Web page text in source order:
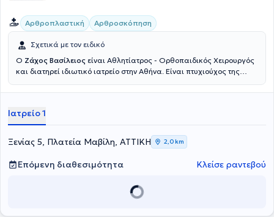
Αρθροπλαστική Αρθροσκόπηση
Σχετικά με τον ειδικό
Ο Ζάχος Βασίλειος είναι Αθλητίατρος - Ορθοπαιδικός Χειρουργός
και διατηρεί ιδιωτικό ιατρείο στην Αθήνα. Είναι πτυχιούχος της
Αθηνών και κάτοχος Διδακτορικού από την Ιατρική Σχολή του
πλούσια επαγγελματική καριέρα του έχει εργαστεί ως
ορθοπαιδικός χειρουργός σε Κλινικές της Αθήνας , ως Επικεφαλής
Αθλητίατρος στο Ποδοσφαιρικό Τμήμα της ΠΑΕ Πανιωνίου. Αξίζει να
αναφερθεί πως σήμερα, εκτός από την δραστηριοποίησή του ως
ιδιώτης ιατρός, διατελεί Διευθυντής Ορθοπαιδικός Χειρουργός,
Ανακατασκευής Αρθρώσεων Ελάχιστης Επεμβατικότητας και
του αντιμετωπίζει πληθώρα περιστατικών με γνώμονα την
Ιατρείο 1
Ξενίας 5, Πλατεία Μαβίλη, ΑΤΤΙΚΗ 2,0 km
Επόμενη διαθεσιμότητα Κλείσε ραντεβού